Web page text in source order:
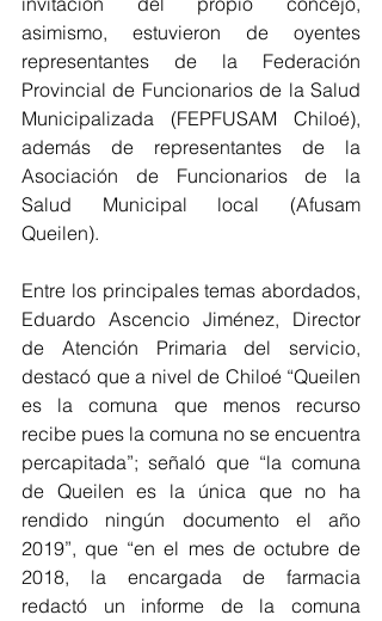
asimismo, estuvieron de oyentes
representantes de la Federación
Provincial de Funcionarios de la Salud
Municipalizada (FEPFUSAM Chiloé),
además de representantes de la
Asociación de Funcionarios de la
Salud Municipal local (Afusam
Queilen).
Entre los principales temas abordados,
Eduardo Ascencio Jiménez, Director
de Atención Primaria del servicio,
destacó que a nivel de Chiloé “Queilen
es la comuna que menos recurso
recibe pues la comuna no se encuentra
percapitada”; señaló que “la comuna
de Queilen es la única que no ha
rendido ningún documento el año
2019”, que “en el mes de octubre de
2018, la encargada de farmacia
redactó un informe de la comuna